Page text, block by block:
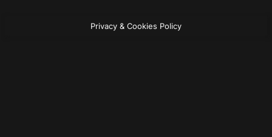
Privacy & Cookies Policy